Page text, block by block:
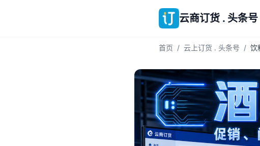
云商订货 . 头条号
首页 / 云上订货 . 头条号 / 饮